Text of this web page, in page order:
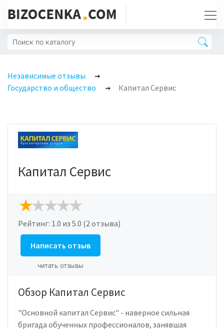
Независимые отзывы
Государство и общество
Капитал Сервис
Капитал Сервис
Рейтинг: 1.0 из 5.0 (2 отзыва)
Написать отзыв
читать отзывы
Обзор Капитал Сервис
"Основной капитал Сервис" - наверное сильная
бригада обученных профессионалов, занявшая